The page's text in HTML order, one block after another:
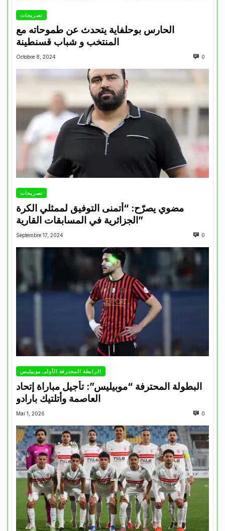
تصريحات
الحارس بوحلفاية يتحدث عن طموحاته مع
المنتخب و شباب قسنطينة
Octobre 8, 2024 0
تصريحات
مضوي يصرّح: “أتمنى التوفيق لممثلي الكرة
الجزائرية في المسابقات القارية”
Septembre 17, 2024 0
الرابطة المحترفة الأولى موبيليس
البطولة المحترفة “موبيليس”: تأجيل مباراة إتحاد
العاصمة وأتلتيك بارادو
Mai 1, 2026 0